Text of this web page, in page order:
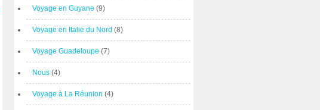
Voyage en Guyane (9)
Voyage en Italie du Nord (8)
Voyage Guadeloupe (7)
Nous (4)
Voyage à La Réunion (4)